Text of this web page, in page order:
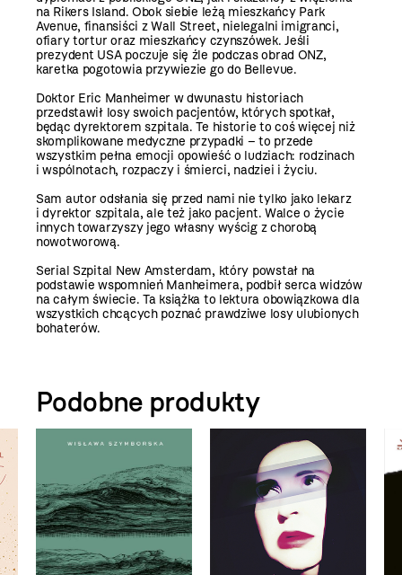
na Rikers Island. Obok siebie leżą mieszkańcy Park
Avenue, finansiści z Wall Street, nielegalni imigranci,
ofiary tortur oraz mieszkańcy czynszówek. Jeśli
prezydent USA poczuje się źle podczas obrad ONZ,
karetka pogotowia przywiezie go do Bellevue.
Doktor Eric Manheimer w dwunastu historiach
przedstawił losy swoich pacjentów, których spotkał,
będąc dyrektorem szpitala. Te historie to coś więcej niż
skomplikowane medyczne przypadki – to przede
wszystkim pełna emocji opowieść o ludziach: rodzinach
i wspólnotach, rozpaczy i śmierci, nadziei i życiu.
Sam autor odsłania się przed nami nie tylko jako lekarz
i dyrektor szpitala, ale też jako pacjent. Walce o życie
innych towarzyszy jego własny wyścig z chorobą
nowotworową.
Serial Szpital New Amsterdam, który powstał na
podstawie wspomnień Manheimera, podbił serca widzów
na całym świecie. Ta książka to lektura obowiązkowa dla
wszystkich chcących poznać prawdziwe losy ulubionych
bohaterów.
Podobne produkty